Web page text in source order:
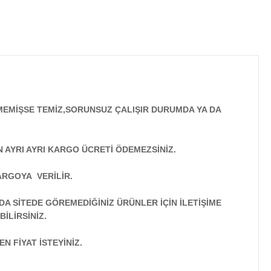
TEMİZ,SORUNSUZ ÇALIŞIR DURUMDA YA DA
AYRI KARGO ÜCRETİ ÖDEMEZSİNİZ.
VERİLİR.
SİTEDE GÖREMEDİĞİNİZ ÜRÜNLER İÇİN İLETİŞİME
FİYAT İSTEYİNİZ.